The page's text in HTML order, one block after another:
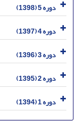
دوره 5 (1398)
دوره 4 (1397)
دوره 3 (1396)
دوره 2 (1395)
دوره 1 (1394)